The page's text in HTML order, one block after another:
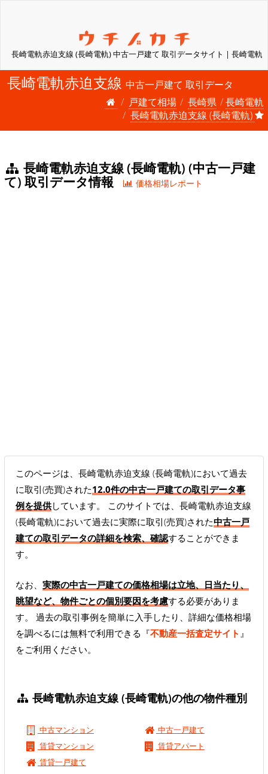
長崎電軌赤迫支線 (長崎電軌) 中古一戸建て 取引データサイト | 長崎電軌
長崎電軌赤迫支線 中古一戸建て 取引データ
戸建て相場
長崎県
長崎電軌
長崎電軌赤迫支線 (長崎電軌)
長崎電軌赤迫支線 (長崎電軌) (中古一戸建
て) 取引データ情報
価格相場レポート
このページは、長崎電軌赤迫支線 (長崎電軌)において過去
に取引(売買)された12.0件の中古一戸建ての取引データ事
例を提供しています。 このサイトでは、長崎電軌赤迫支線
(長崎電軌)において過去に実際に取引(売買)された中古一戸
建ての取引データの詳細を検索、確認することができま
す。
なお、 実際の中古一戸建ての価格相場は立地、日当たり、
眺望など、物件ごとの個別要因を考慮する必要がありま
す。 過去の取引事例を簡単に入手したり、詳細な価格相場
を調べるには無料で利用できる『不動産一括査定サイト 』
をご利用ください。
長崎電軌赤迫支線 (長崎電軌)の他の物件種別
中古マンション
中古一戸建て
賃貸マンション
賃貸アパート
賃貸一戸建て